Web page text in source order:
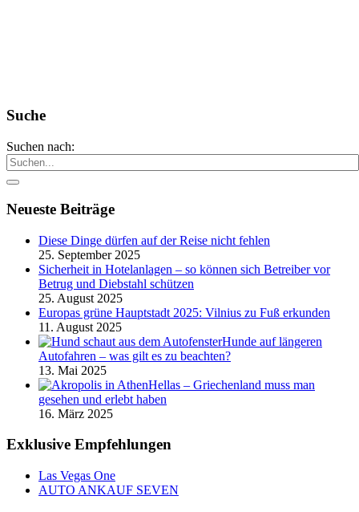
Suche
Suchen nach:
Neueste Beiträge
Diese Dinge dürfen auf der Reise nicht fehlen
25. September 2025
Sicherheit in Hotelanlagen – so können sich Betreiber vor
Betrug und Diebstahl schützen
25. August 2025
Europas grüne Hauptstadt 2025: Vilnius zu Fuß erkunden
11. August 2025
Hunde auf längeren
Autofahren – was gilt es zu beachten?
13. Mai 2025
Hellas – Griechenland muss man
gesehen und erlebt haben
16. März 2025
Exklusive Empfehlungen
Las Vegas One
AUTO ANKAUF SEVEN